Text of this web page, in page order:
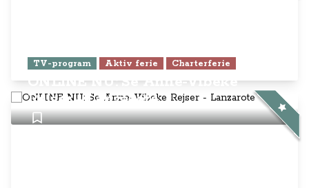
TV-program Aktiv ferie Charterferie
ONLINE NU: Se Anne-Vibeke
Rejser - Lanzarote